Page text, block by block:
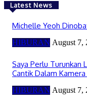
Latest News
Michelle Yeoh
HIBURAN August 7,
Saya Perlu Turunkan
Cantik Dalam
HIBURAN August 7,